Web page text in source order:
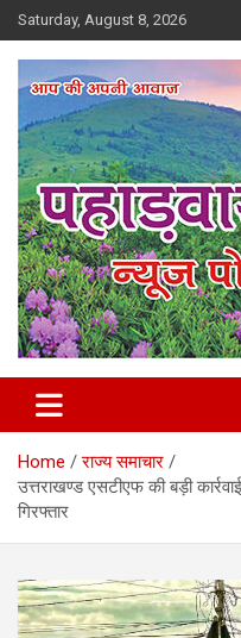
Skip
to
content
Saturday, August 8, 2026
Pahadvasi
Home
राज्य समाचार
उत्तराखण्ड एसटीएफ की बड़ी
गिरफ्तार